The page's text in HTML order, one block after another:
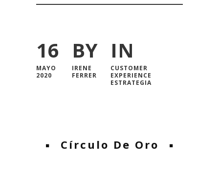
16
MAYO
2020
BY
IRENE
FERRER
IN
CUSTOMER
EXPERIENCE
ESTRATEGIA
Círculo De Oro